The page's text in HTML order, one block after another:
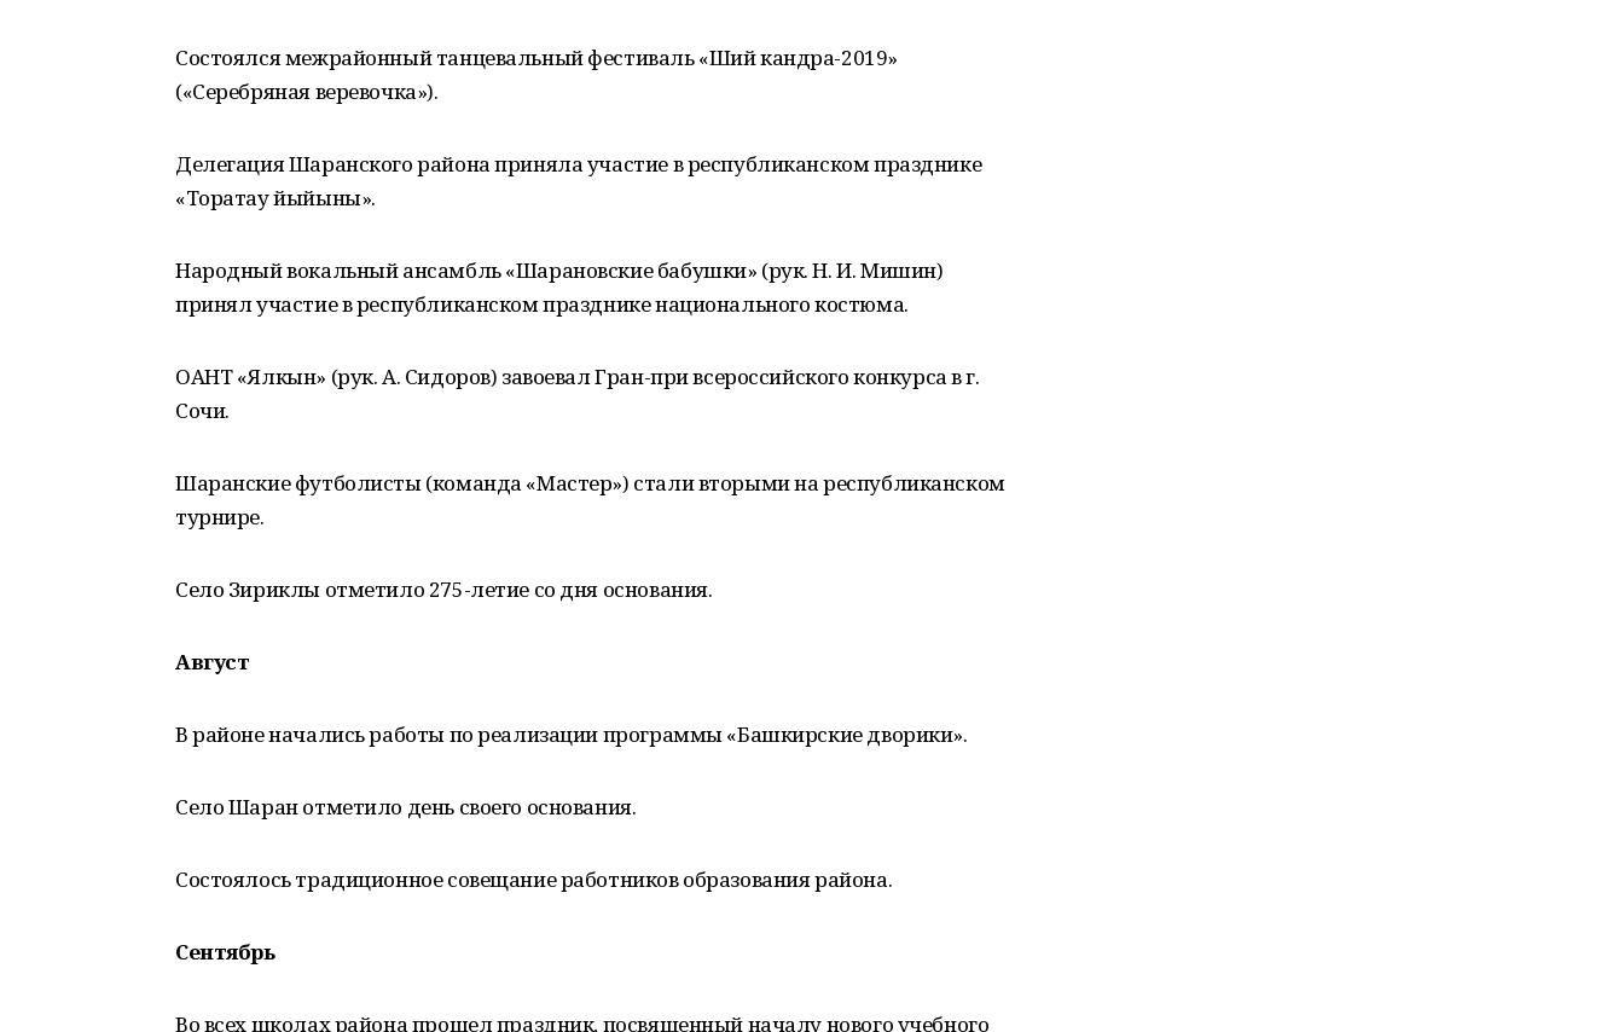
Состоялся межрайонный танцевальный фестиваль «Ший кандра-2019»
(«Серебряная веревочка»).
Делегация Шаранского района приняла участие в республиканском празднике
«Торатау йыйыны».
Народный вокальный ансамбль «Шарановские бабушки» (рук. Н. И. Мишин)
принял участие в республиканском празднике национального костюма.
ОАНТ «Ялкын» (рук. А. Сидоров) завоевал Гран-при всероссийского конкурса в г.
Сочи.
Шаранские футболисты (команда «Мастер») стали вторыми на республиканском
турнире.
Село Зириклы отметило 275-летие со дня основания.
Август
В районе начались работы по реализации программы «Башкирские дворики».
Село Шаран отметило день своего основания.
Состоялось традиционное совещание работников образования района.
Сентябрь
Во всех школах района прошел праздник, посвященный началу нового учебного